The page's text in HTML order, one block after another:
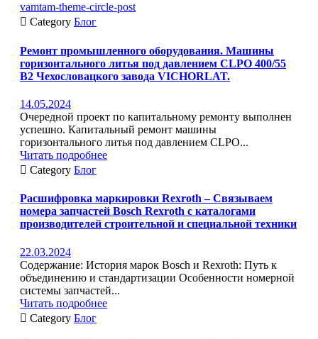
vamtam-theme-circle-post
 Category Блог
Ремонт промышленного оборудования. Машины
горизонтального литья под давлением CLPO 400/55
B2 Чехословацкого завода VICHORLAT.
14.05.2024
Очередной проект по капитальному ремонту выполнен
успешно. Капитальный ремонт машины
горизонтального литья под давлением CLPO...
Читать подробнее
 Category Блог
Расшифровка маркировки Rexroth – Связываем
номера запчастей Bosch Rexroth с каталогами
производителей строительной и специальной техники
22.03.2024
Содержание: История марок Bosch и Rexroth: Путь к
объединению и стандартизации Особенности номерной
системы запчастей...
Читать подробнее
 Category Блог